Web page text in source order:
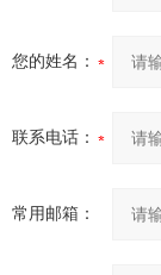
您的姓名：
联系电话：
常用邮箱：